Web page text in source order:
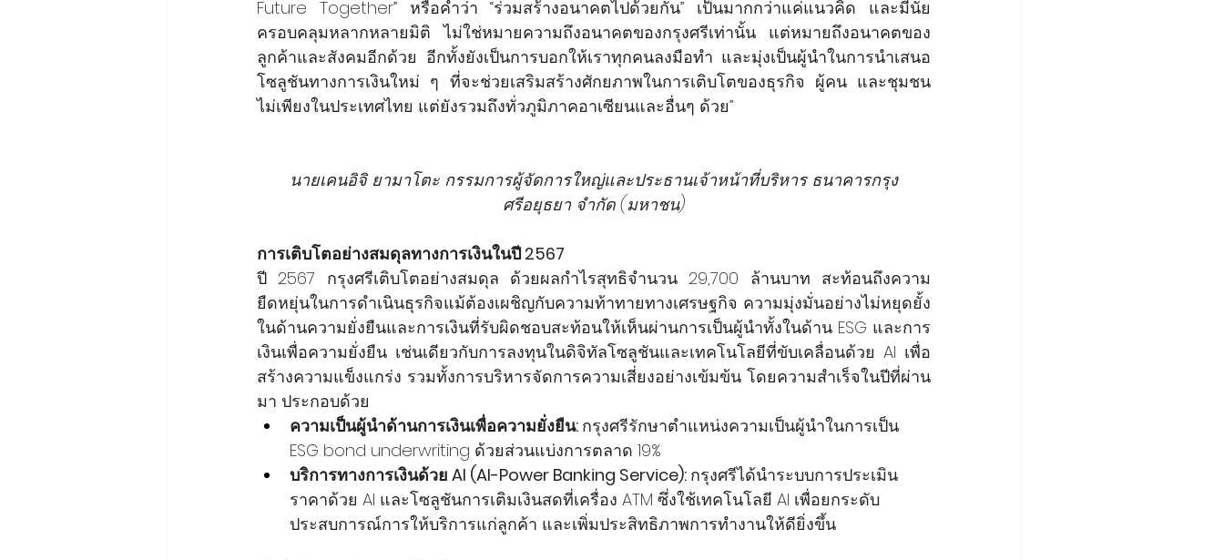
Future Together” หรือคำว่า “ร่วมสร้างอนาคตไปด้วยกัน” เป็นมากกว่าแค่แนวคิด และมีนัย
ครอบคลุมหลากหลายมิติ ไม่ใช่หมายความถึงอนาคตของกรุงศรีเท่านั้น แต่หมายถึงอนาคตของ
ลูกค้าและสังคมอีกด้วย อีกทั้งยังเป็นการบอกให้เราทุกคนลงมือทำ และมุ่งเป็นผู้นำในการนำเสนอ
โซลูชันทางการเงินใหม่ ๆ ที่จะช่วยเสริมสร้างศักยภาพในการเติบโตของธุรกิจ ผู้คน และชุมชน
ไม่เพียงในประเทศไทย แต่ยังรวมถึงทั่วภูมิภาคอาเซียนและอื่นๆ ด้วย”
นายเคนอิจิ ยามาโตะ กรรมการผู้จัดการใหญ่และประธานเจ้าหน้าที่บริหาร ธนาคารกรุง
ศรีอยุธยา จำกัด (มหาชน)
การเติบโตอย่างสมดุลทางการเงินในปี 2567
ปี 2567 กรุงศรีเติบโตอย่างสมดุล ด้วยผลกำไรสุทธิจำนวน 29,700 ล้านบาท สะท้อนถึงความ
ยืดหยุ่นในการดำเนินธุรกิจแม้ต้องเผชิญกับความท้าทายทางเศรษฐกิจ ความมุ่งมั่นอย่างไม่หยุดยั้ง
ในด้านความยั่งยืนและการเงินที่รับผิดชอบสะท้อนให้เห็นผ่านการเป็นผู้นำทั้งในด้าน ESG และการ
เงินเพื่อความยั่งยืน เช่นเดียวกับการลงทุนในดิจิทัลโซลูชันและเทคโนโลยีที่ขับเคลื่อนด้วย AI เพื่อ
สร้างความแข็งแกร่ง รวมทั้งการบริหารจัดการความเสี่ยงอย่างเข้มข้น โดยความสำเร็จในปีที่ผ่าน
มา ประกอบด้วย
ความเป็นผู้นำด้านการเงินเพื่อความยั่งยืน: กรุงศรีรักษาตำแหน่งความเป็นผู้นำในการเป็น
ESG bond underwriting ด้วยส่วนแบ่งการตลาด 19%
บริการทางการเงินด้วย AI (AI-Power Banking Service): กรุงศรีได้นำระบบการประเมิน
ราคาด้วย AI และโซลูชันการเติมเงินสดที่เครื่อง ATM ซึ่งใช้เทคโนโลยี AI เพื่อยกระดับ
ประสบการณ์การให้บริการแก่ลูกค้า และเพิ่มประสิทธิภาพการทำงานให้ดียิ่งขึ้น